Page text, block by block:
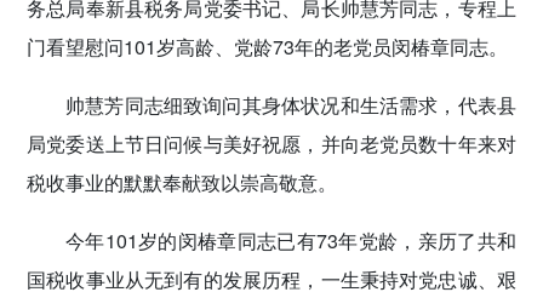
务总局奉新县税务局党委书记、局长帅慧芳同志，专程上
门看望慰问101岁高龄、党龄73年的老党员闵椿章同志。
帅慧芳同志细致询问其身体状况和生活需求，代表县
局党委送上节日问候与美好祝愿，并向老党员数十年来对
税收事业的默默奉献致以崇高敬意。
今年101岁的闵椿章同志已有73年党龄，亲历了共和
国税收事业从无到有的发展历程，一生秉持对党忠诚、艰